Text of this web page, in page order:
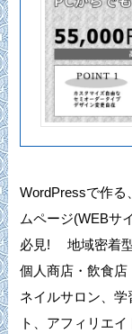
WordPressで作る
ムページ(WEBサ
必見! 地域密着型
個人商店・飲食店
ネイルサロン、
ト、アフィリエ